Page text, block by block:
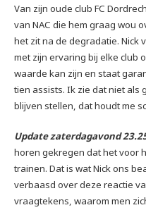
Van zijn oude club FC
van NAC die hem graag wou
het zit na de degradatie. Nick
met zijn ervaring bij elke club
waarde kan zijn en staat
tien assists. Ik zie dat niet als
blijven stellen, dat houdt me
Update zaterdagavond
horen gekregen dat het voor
trainen. Dat is wat Nick ons
verbaasd over deze reactie
vraagtekens, waarom men